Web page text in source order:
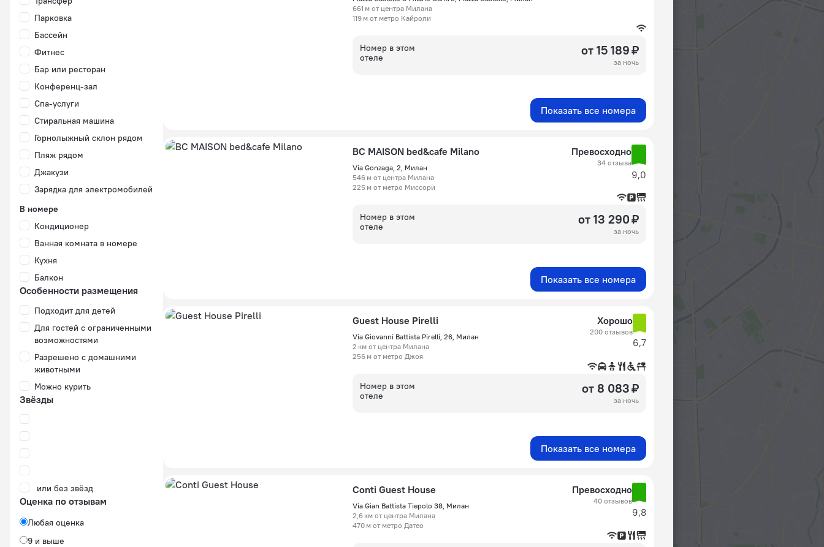
Парковка
Бассейн
Фитнес
Бар или ресторан
Конференц-зал
Спа-услуги
Стиральная машина
Горнолыжный склон рядом
Пляж рядом
Джакузи
Зарядка для электромобилей
В номере
Кондиционер
Ванная комната в номере
Кухня
Балкон
Особенности размещения
Подходит для детей
Для гостей с ограниченными
возможностями
Разрешено с домашними
животными
Можно курить
Звёзды
или без звёзд
Оценка по отзывам
Любая оценка
9 и выше
661 м от центра Милана
119 м от метро Кайроли
Номер в этом
отеле
от 15 189 ₽
за ночь
Показать все номера
BC MAISON bed&cafe Milano
Via Gonzaga, 2, Милан
546 м от центра Милана
225 м от метро Миссори
Превосходно
34 отзыва
9,0
Номер в этом
отеле
от 13 290 ₽
за ночь
Показать все номера
Guest House Pirelli
Via Giovanni Battista Pirelli, 26, Милан
2 км от центра Милана
256 м от метро Джоя
Хорошо
200 отзывов
6,7
Номер в этом
отеле
от 8 083 ₽
за ночь
Показать все номера
Conti Guest House
Via Gian Battista Tiepolo 38, Милан
2,6 км от центра Милана
470 м от метро Датео
Превосходно
40 отзывов
9,8